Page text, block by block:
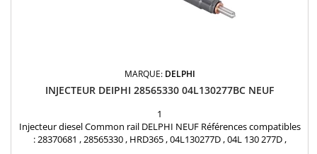
MARQUE: DELPHI
INJECTEUR DEIPHI 28565330 04L130277BC NEUF
1
Injecteur diesel Common rail DELPHI NEUF Références compatibles
: 28370681 , 28565330 , HRD365 , 04L130277D , 04L 130 277D ,